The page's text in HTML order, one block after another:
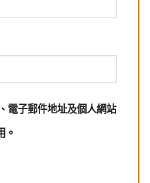
電子郵件地址及個人網站
。